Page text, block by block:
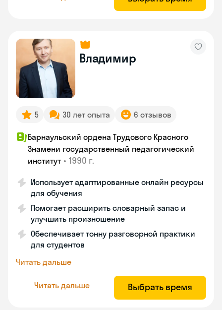
Владимир
5 30 лет опыта 6 отзывов
Барнаульский ордена Трудового Красного
Знамени государственный педагогический
институт • 1990 г.
Использует адаптированные онлайн ресурсы
для обучения
Помогает расширить словарный запас и
улучшить произношение
Обеспечивает тонну разговорной практики
для студентов
Читать дальше
Читать дальше Выбрать время